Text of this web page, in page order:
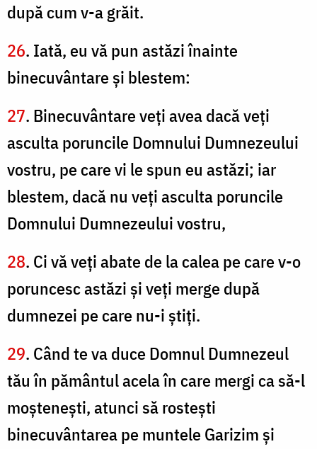
după cum v-a grăit.
26. Iată, eu vă pun astăzi înainte
binecuvântare şi blestem:
27. Binecuvântare veţi avea dacă veţi
asculta poruncile Domnului Dumnezeului
vostru, pe care vi le spun eu astăzi; iar
blestem, dacă nu veţi asculta poruncile
Domnului Dumnezeului vostru,
28. Ci vă veţi abate de la calea pe care v-o
poruncesc astăzi şi veţi merge după
dumnezei pe care nu-i ştiţi.
29. Când te va duce Domnul Dumnezeul
tău în pământul acela în care mergi ca să-l
moşteneşti, atunci să rosteşti
binecuvântarea pe muntele Garizim şi